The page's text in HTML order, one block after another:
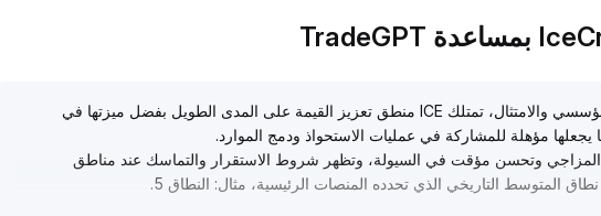
في ظل تعمق التحول نحو التنظيم المؤسسي والامتثال، تمتلك ICE منطق تعزيز القيمة على المدى الطويل بفضل ميزتها في
يجعلها مؤهلة للمشاركة في عمليات الاستحواذ ودمج الموارد.
المزاجي وتحسن مؤقت في السيولة، وتظهر شروط الاستقرار والتماسك عند مناطق
.